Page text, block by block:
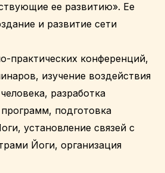
ее развитию». Ее
и развитие сети
практических конференций,
изучение воздействия
разработка
подготовка
установление связей с
Йоги, организация